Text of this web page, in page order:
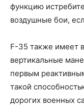
функцию
воздушные бои,
F-35 также имеет
вертикальные
первым
такой
дорогих военных